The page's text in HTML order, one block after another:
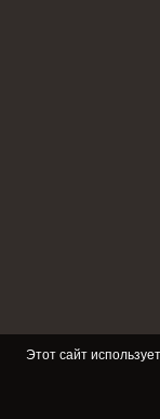
Этот сайт